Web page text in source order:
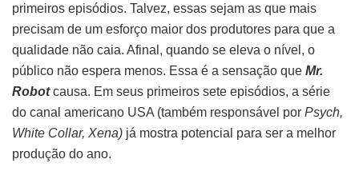
primeiros episódios. Talvez, essas sejam as que mais
precisam de um esforço maior dos produtores para que a
qualidade não caia. Afinal, quando se eleva o nível, o
público não espera menos. Essa é a sensação que Mr.
Robotcausa. Em seus primeiros sete episódios, a série
do canal americano USA (também responsável por Psych,
White Collar, Xena) já mostra potencial para ser a melhor
produção do ano.